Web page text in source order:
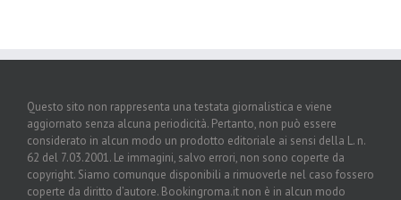
Questo sito non rappresenta una testata giornalistica e viene
aggiornato senza alcuna periodicità. Pertanto, non può essere
considerato in alcun modo un prodotto editoriale ai sensi della L. n.
62 del 7.03.2001. Le immagini, salvo errori, non sono coperte da
copyright. Siamo comunque disponibili a rimuoverle nel caso fossero
coperte da diritto d’autore. Bookingroma.it non è in alcun modo